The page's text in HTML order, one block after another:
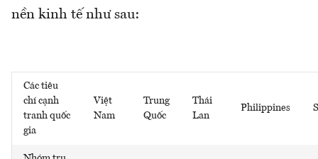
nền kinh tế như sau:
Các tiêu
chí cạnh
tranh quốc
gia
Việt
Nam
Trung
Quốc
Thái
Lan
Philippines